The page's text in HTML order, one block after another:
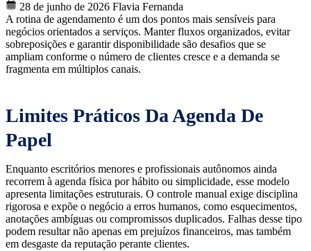
28 de junho de 2026 Flavia Fernanda
A rotina de agendamento é um dos pontos mais sensíveis para
negócios orientados a serviços. Manter fluxos organizados, evitar
sobreposições e garantir disponibilidade são desafios que se
ampliam conforme o número de clientes cresce e a demanda se
fragmenta em múltiplos canais.
Limites Práticos Da Agenda De
Papel
Enquanto escritórios menores e profissionais autônomos ainda
recorrem à agenda física por hábito ou simplicidade, esse modelo
apresenta limitações estruturais. O controle manual exige disciplina
rigorosa e expõe o negócio a erros humanos, como esquecimentos,
anotações ambíguas ou compromissos duplicados. Falhas desse tipo
podem resultar não apenas em prejuízos financeiros, mas também
em desgaste da reputação perante clientes.